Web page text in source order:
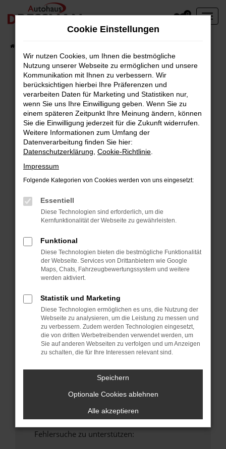
Zum
Hauptinhalt
0
Fehler: Network Error
Beim Laden ist ein Fehler aufgetreten.
Hier sind ein paar Tipps, die dir helfen können:
Überprüfe deine Firewall und deine
Internetverbindung.
Laden andere Webseiten, zum Beispiel deine
Manche Erweiterungen, wie Werbeblocker,
können das Laden bestimmter Seiten
verhindern. Funktioniert die Seite in einem
Fenster?
Starte dein Gerät neu.
Das kann manchmal helfen, vorübergehende
Probleme zu beheben.
Stelle sicher, dass dein Browser und dein
Betriebssystem auf dem neuesten Stand
sind.
Veraltete Software birgt nicht nur ein
Sicherheitsrisiko, sondern kann auch dazu
führen, dass bestimmte Funktionen nicht mehr
Wende dich an den Webseitenbetreiber.
Wenn du alle oben genannten Schritte versucht
hast, kontaktiere uns bitte. Wir werden
versuchen, das Problem zu beheben. Du kannst
uns diesen Text schicken, um uns bei der
Fehlersuche zu unterstützen:
Cookie Einstellungen
Wir nutzen Cookies, um Ihnen die bestmögliche
Nutzung unserer Webseite zu ermöglichen und unsere
Kommunikation mit Ihnen zu verbessern. Wir
berücksichtigen hierbei Ihre Präferenzen und
verarbeiten Daten für Marketing und Statistiken nur,
wenn Sie uns Ihre Einwilligung geben. Wenn Sie zu
einem späteren Zeitpunkt Ihre Meinung ändern, können
Sie die Einwilligung jederzeit für die Zukunft widerrufen.
Weitere Informationen zum Umfang der
Datenverarbeitung finden Sie hier:
Datenschutzerklärung Cookie-Richtlinie
Impressum
Folgende Kategorien von Cookies werden von uns eingesetzt:
Essentiell
Diese Technologien sind erforderlich, um die
Kernfunktionalität der Webseite zu gewährleisten.
Funktional
Diese Technologien bieten die bestmögliche Funktionalität
der Webseite. Services von Drittanbietern wie Google
Maps, Chats, Fahrzeugbewertungssystem und weitere
werden aktiviert.
Statistik und Marketing
Diese Technologien ermöglichen es uns, die Nutzung der
Webseite zu analysieren, um die Leistung zu messen und
zu verbessern. Zudem werden Technologien eingesetzt,
die von dritten Werbetreibenden verwendet werden, um
Sie auf anderen Webseiten zu verfolgen und um Anzeigen
zu schalten, die für Ihre Interessen relevant sind.
Speichern
Optionale Cookies ablehnen
Alle akzeptieren